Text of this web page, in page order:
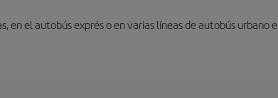
en el autobús exprés o en varias líneas de autobús urbano e